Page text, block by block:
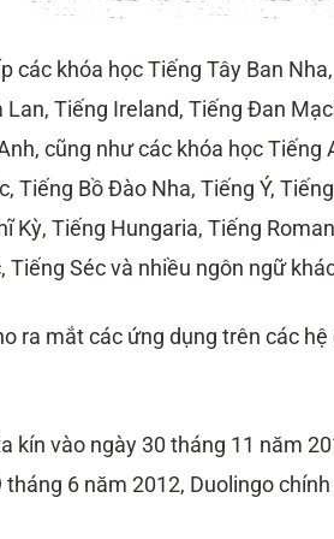
các khóa học Tiếng Tây Ban
Lan, Tiếng Ireland, Tiếng Đan
cũng như các khóa học Tiếng
Tiếng Bồ Đào Nha, Tiếng Ý,
Kỳ, Tiếng Hungaria, Tiếng
Tiếng Séc và nhiều ngôn ngữ
ra mắt các ứng dụng trên các
kín vào ngày 30 tháng 11 năm
6 năm 2012, Duolingo